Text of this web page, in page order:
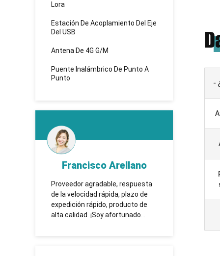
Lora
Estación De Acoplamiento Del Eje
Del USB
Antena De 4G G/M
Puente Inalámbrico De Punto A
Punto
Francisco Arellano
Proveedor agradable, respuesta
de la velocidad rápida, plazo de
expedición rápido, producto de
alta calidad. ¡Soy afortunado
TUOSHI
-